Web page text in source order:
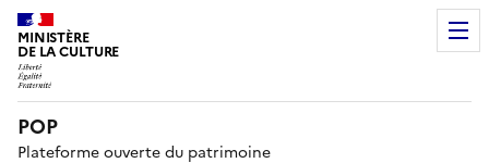
MINISTÈRE
DE LA CULTURE
POP
Plateforme ouverte du patrimoine